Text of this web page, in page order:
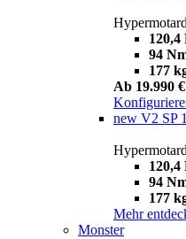
120,4
94
177
Ab 19.990 €
new V2 SP
120,4
94
177
Mehr
Monster